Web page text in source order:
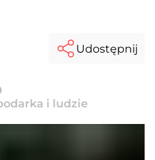
i ludzie
Udostępnij